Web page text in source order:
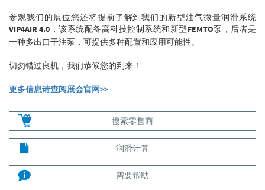
参观我们的展位您还将提前了解到我们的新型油气微量润滑系统
VIP4AIR 4.0 ，该系统配备高科技控制系统和新型FEMTO泵，后者是
一种多出口干油泵，可提供多种配置和应用可能性。
切勿错过良机，我们恭候您的到来！
更多信息请查阅展会官网>>
搜索零售商
润滑计算
需要帮助